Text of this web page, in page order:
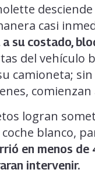
casi
su costado,
del vehículo
camioneta;
logran
blanco,
en menos de
intervenir.